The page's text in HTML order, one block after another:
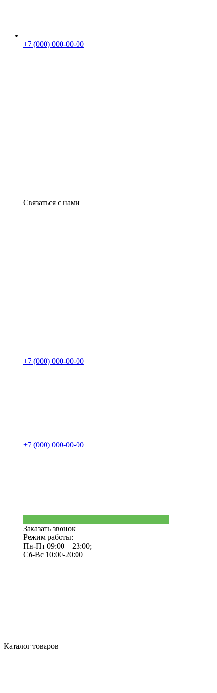
+7 (000) 000-00-00
Связаться с нами
+7 (000) 000-00-00
+7 (000) 000-00-00
Заказать звонок
Режим работы:
Пн-Пт 09:00—23:00;
Сб-Вс 10:00-20:00
Каталог товаров